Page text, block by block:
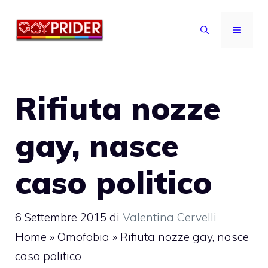
MENU
Rifiuta nozze
gay, nasce
caso politico
6 Settembre 2015 di Valentina Cervelli
Home » Omofobia » Rifiuta nozze gay, nasce
caso politico